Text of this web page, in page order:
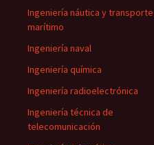
Ingeniería náutica y transporte
marítimo
Ingeniería naval
Ingeniería química
Ingeniería radioelectrónica
Ingeniería técnica de
telecomunicación